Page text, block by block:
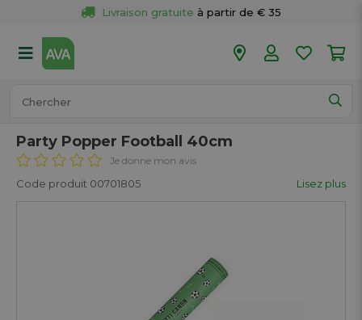
Livraison gratuite à partir de € 35
50 magasins
Party Popper Football 40cm
Je donne mon avis
Code produit 00701805 Lisez plus